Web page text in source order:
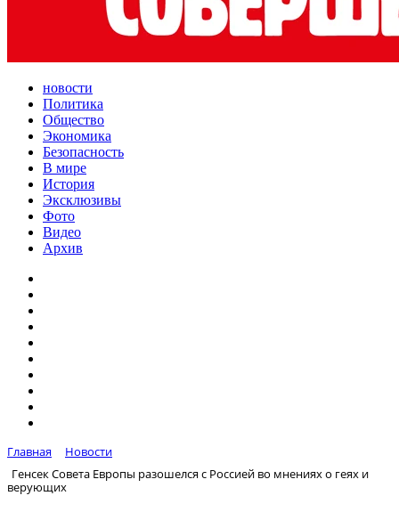
новости
Политика
Общество
Экономика
Безопасность
В мире
История
Эксклюзивы
Фото
Видео
Архив
Главная
Новости
Генсек Совета Европы разошелся с Россией во мнениях о геях и
верующих